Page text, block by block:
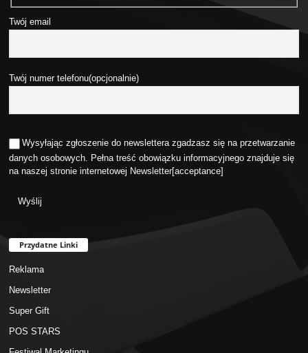
Twój email
Twój numer telefonu(opcjonalnie)
Wysyłając zgłoszenie do newslettera zgadzasz się na przetwarzanie
danych osobowych. Pełna treść obowiązku informacyjnego znajduje się
na naszej stronie internetowej Newsletter[acceptance]
Przydatne Linki
Reklama
Newsletter
Super Gift
POS STARS